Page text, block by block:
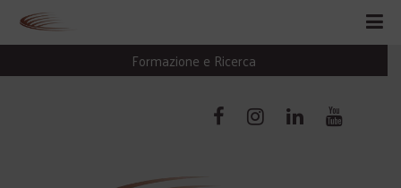
Formazione e Ricerca